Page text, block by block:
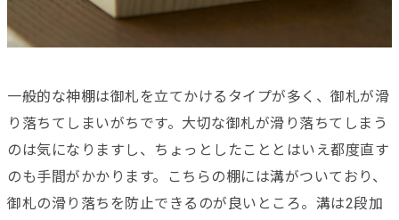
一般的な神棚は御札を立てかけるタイプが多く、御札が滑
り落ちてしまいがちです。大切な御札が滑り落ちてしまう
のは気になりますし、ちょっとしたこととはいえ都度直す
のも手間がかかります。こちらの棚には溝がついており、
御札の滑り落ちを防止できるのが良いところ。溝は2段加